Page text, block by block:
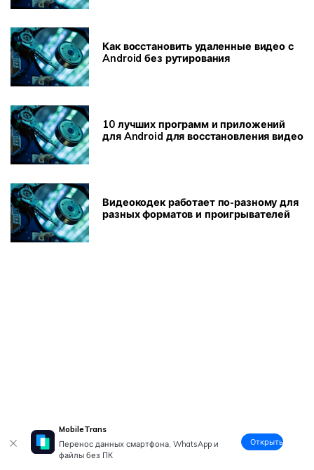
Как восстановить удаленные видео с
Android без рутирования
10 лучших программ и приложений
для Android для восстановления видео
Видеокодек работает по-разному для
разных форматов и проигрывателей
MobileTrans
Перенос данных смартфона, WhatsApp и
файлы без ПК
Открыть